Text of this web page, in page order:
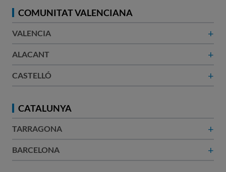
COMUNITAT VALENCIANA
VALENCIA +
ALACANT​ +
CASTELLÓ +
CATALUNYA
TARRAGONA +
BARCELONA​ +